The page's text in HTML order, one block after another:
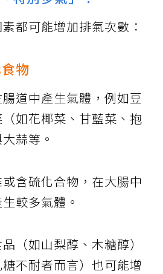
都可能增加排氣次數：
物
道中產生氣體，例如豆
如花椰菜、甘藍菜、抱
蒜等。
含硫化合物，在大腸中
較多氣體。
（如山梨醇、木糖醇）
不耐者而言）也可能增